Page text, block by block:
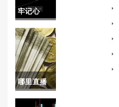
牢记心
中！香港
德指期货
手续费(全
面解析与
哪里直播
买卖股指